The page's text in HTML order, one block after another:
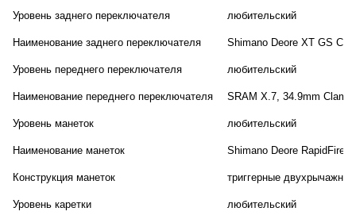
Уровень заднего переключателя любительский
Наименование заднего переключателя Shimano Deore XT GS
Уровень переднего переключателя любительский
Наименование переднего переключателя SRAM X.7, 34.9mm Clamp
Уровень манеток любительский
Наименование манеток Shimano Deore RapidFire
Конструкция манеток триггерные двухрычажные
Уровень каретки любительский